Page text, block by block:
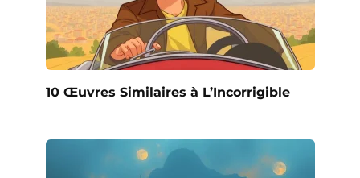
10 Œuvres Similaires à L’Incorrigible